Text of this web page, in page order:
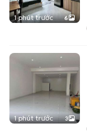
1 phút trước 6
1 phút trước 3